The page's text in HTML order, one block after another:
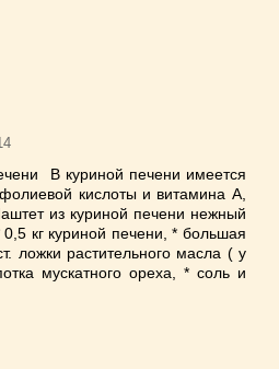
В куриной печени имеется
кислоты и витамина А,
из куриной печени нежный
кг куриной печени, * большая
ложки растительного масла ( у
мускатного ореха, * соль и